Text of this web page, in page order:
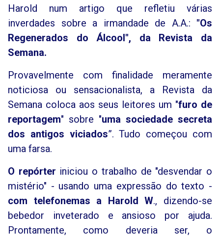
Harold num artigo que refletiu várias
inverdades sobre a irmandade de A.A.: "Os
Regenerados do Álcool", da Revista da
Semana.
Provavelmente com finalidade meramente
noticiosa ou sensacionalista, a Revista da
Semana coloca aos seus leitores um "furo de
reportagem" sobre "uma sociedade secreta
dos antigos viciados”. Tudo começou com
uma farsa.
O repórter iniciou o trabalho de "desvendar o
mistério" - usando uma expressão do texto -
com telefonemas a Harold W., dizendo-se
bebedor inveterado e ansioso por ajuda.
Prontamente, como deveria ser, o